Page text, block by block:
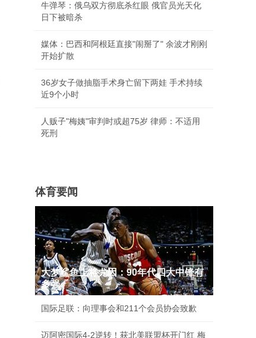
牛弹琴：俄乌双方彻底杀红眼 俄官员光天化
日下被暗杀
媒体：巴西和阿根廷直接"闹掰了" 余波才刚刚
开始扩散
36岁女子做抽脂手术身亡留下两娃 手术持续
近9个小时
人贩子"梅姨"审判时或超75岁 律师：不适用
死刑
体育要闻
大梦鲨鱼上将尤因：90年代四大中锋有
多强
国际足联：向理事会和211个会员协会致歉
迈阿密国际4-2逆转！获北美联盟杯开门红 梅